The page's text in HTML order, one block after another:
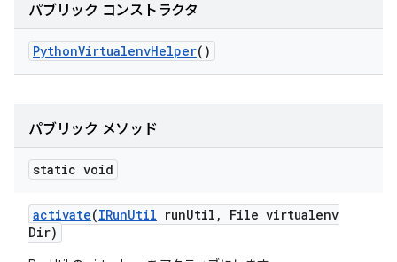
パブリック コンストラクタ
PythonVirtualenvHelper()
パブリック メソッド
static void
activate(IRunUtil runUtil ,
File virtualenv
Dir)